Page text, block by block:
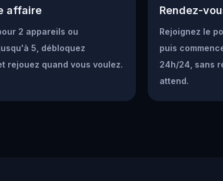
affaire
2 appareils ou
5, débloquez
rejouez quand vous voulez.
Rendez-
Rejoignez le
puis
24h/24, sans
attend.